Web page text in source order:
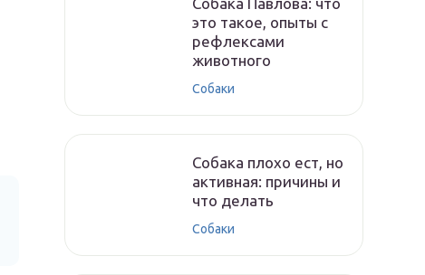
это такое, опыты с
рефлексами
животного
Собаки
Собака плохо ест, но
активная: причины и
что делать
Собаки